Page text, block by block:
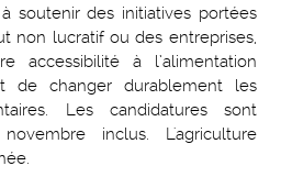
soutenir des initiatives portées
non lucratif ou des entreprises,
accessibilité à l’alimentation
de changer durablement les
Les candidatures sont
inclus. L'agriculture